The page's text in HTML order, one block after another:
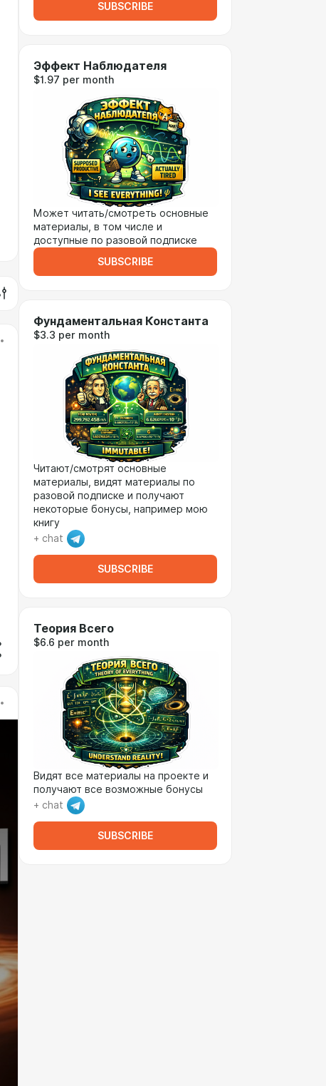
SUBSCRIBE
Эффект Наблюдателя
$1.97 per month
Может читать/смотреть основные
материалы, в том числе и
доступные по разовой подписке
SUBSCRIBE
Фундаментальная Константа
$3.3 per month
Читают/смотрят основные
материалы, видят материалы по
разовой подписке и получают
некоторые бонусы, например мою
книгу
+ chat
SUBSCRIBE
Теория Всего
$6.6 per month
Видят все материалы на проекте и
получают все возможные бонусы
+ chat
SUBSCRIBE